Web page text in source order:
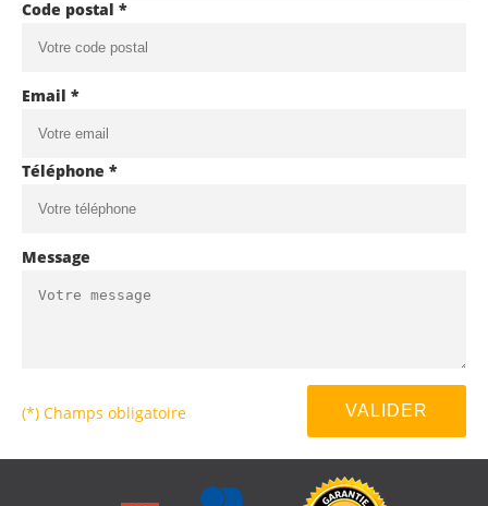
Code postal *
Email *
Téléphone *
Message
(*) Champs obligatoire